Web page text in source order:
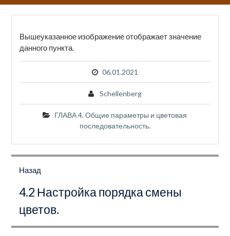
Вышеуказанное изображение отображает значение
данного пункта.
06.01.2021
Schellenberg
ГЛАВА 4. Общие параметры и цветовая
последовательность.
Навигация
поНазад
запись:
4.2 Настройка порядка смены
цветов.